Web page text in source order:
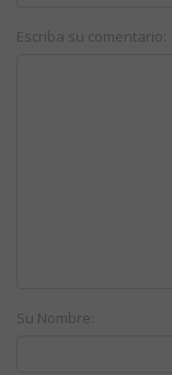
Escriba su comentario:
Su Nombre: